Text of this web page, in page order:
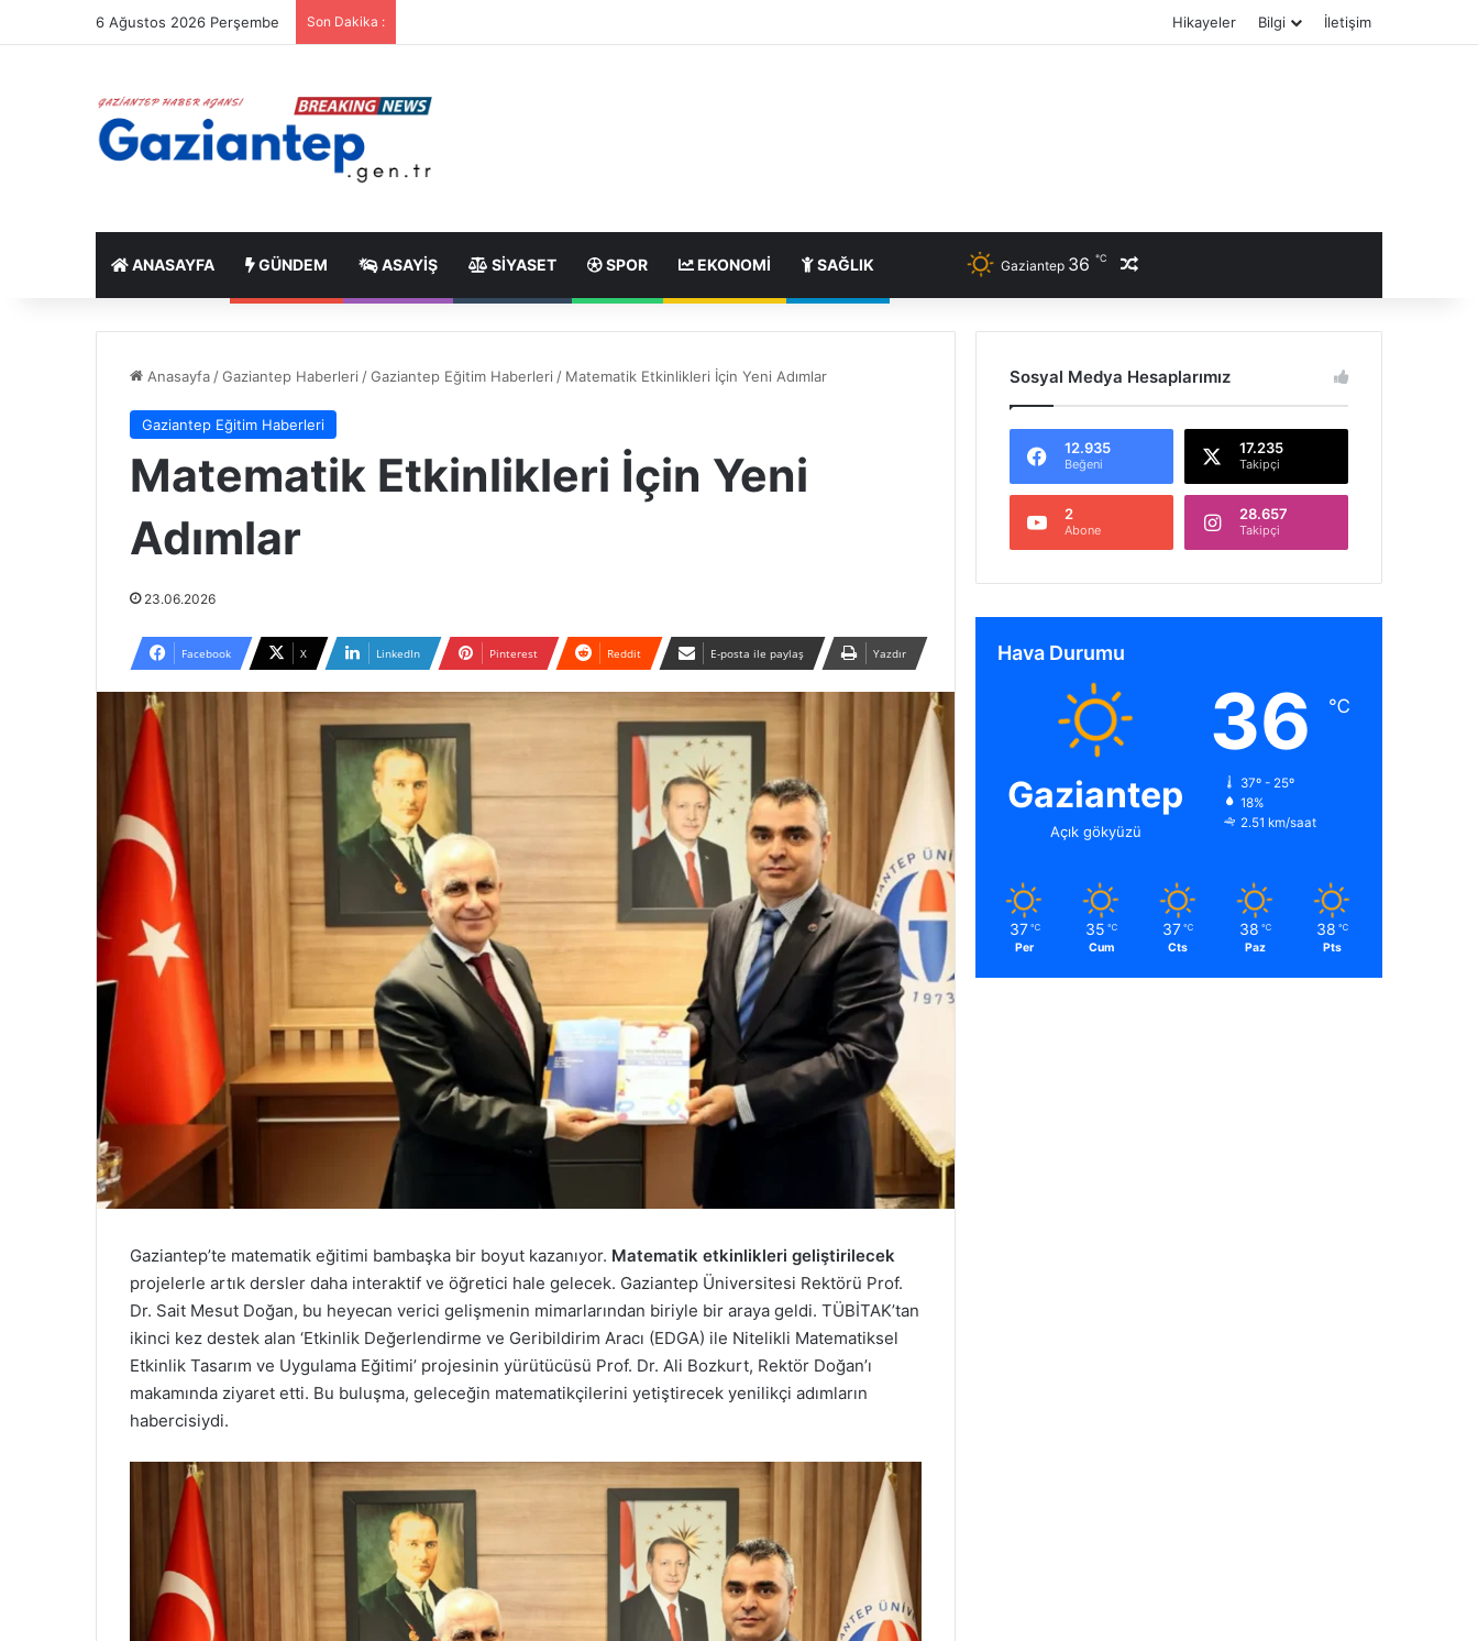
6 Ağustos 2026 Perşembe Son Dakika : Hikayeler Bilgi İletişim
ANASAYFA GÜNDEM ASAYIŞ SIYASET SPOR EKONOMI SAĞLIK Gaziantep 36 ℃
Anasayfa /Gaziantep Haberleri /Gaziantep Eğitim Haberleri / Matematik Etkinlikleri İçin Yeni Adımlar
Gaziantep Eğitim Haberleri
Matematik Etkinlikleri İçin Yeni
Adımlar
23.06.2026
Facebook X LinkedIn Pinterest Reddit E-posta ile paylaş Yazdır
Gaziantep’te matematik eğitimi bambaşka bir boyut kazanıyor. Matematik etkinlikleri geliştirilecek
projelerle artık dersler daha interaktif ve öğretici hale gelecek. Gaziantep Üniversitesi Rektörü Prof.
Dr. Sait Mesut Doğan, bu heyecan verici gelişmenin mimarlarından biriyle bir araya geldi. TÜBİTAK’tan
ikinci kez destek alan ‘Etkinlik Değerlendirme ve Geribildirim Aracı (EDGA) ile Nitelikli Matematiksel
Etkinlik Tasarım ve Uygulama Eğitimi’ projesinin yürütücüsü Prof. Dr. Ali Bozkurt, Rektör Doğan’ı
makamında ziyaret etti. Bu buluşma, geleceğin matematikçilerini yetiştirecek yenilikçi adımların
habercisiydi.
Sosyal Medya Hesaplarımız
12.935
Beğeni
17.235
Takipçi
2
Abone
28.657
Takipçi
Hava Durumu
Gaziantep
Açık gökyüzü
36 ℃
37º - 25º
18%
2.51 km/saat
37 ℃
Per
35 ℃
Cum
37 ℃
Cts
38 ℃
Paz
38 ℃
Pts